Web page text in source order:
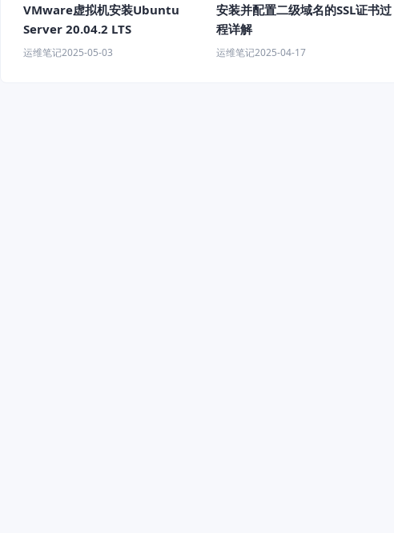
VMware虚拟机安装Ubuntu
Server 20.04.2 LTS
运维笔记2025-05-03
安装并配置二级域名的SSL证书过
程详解
运维笔记2025-04-17